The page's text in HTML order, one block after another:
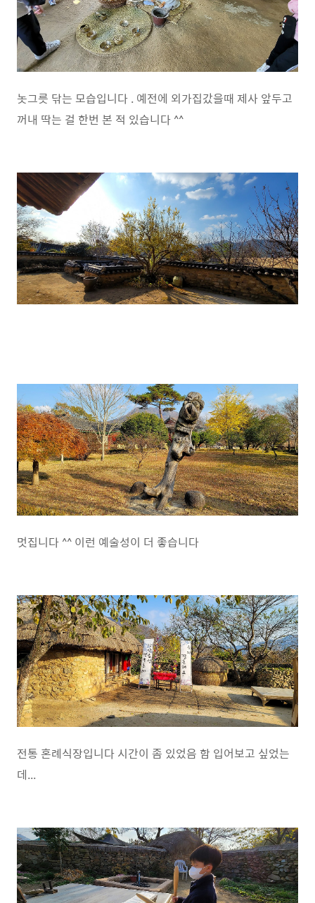
놋그릇 닦는 모습입니다 . 예전에 외가집갔을때 제사 앞두고
꺼내 딱는 걸 한번 본 적 있습니다 ^^
멋집니다 ^^ 이런 예술성이 더 좋습니다
전통 혼례식장입니다 시간이 좀 있었음 함 입어보고 싶었는
데...